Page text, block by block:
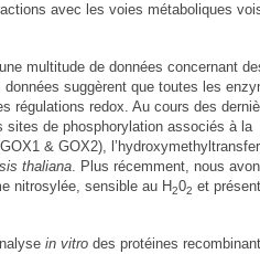
avec les voies métaboliques
multitude de données concernant
suggèrent que toutes les
régulations redox. Au cours des
sites de phosphorylation associés à la
& GOX2),
thaliana. Plus récemment, nous
nitrosylée, sensible au H202 et
in vitrodes protéines